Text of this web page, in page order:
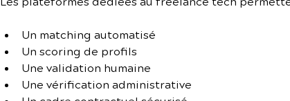
Un matching automatisé
Un scoring de profils
Une validation humaine
Une vérification administrative